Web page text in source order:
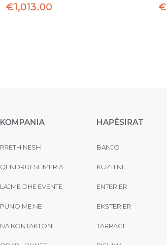
€1,013.00 €
KOMPANIA
RRETH NESH
QËNDRUESHMËRIA
LAJME DHE EVENTE
PUNO ME NE
NA KONTAKTONI
HAPËSIRAT
BANJO
KUZHINË
ENTERIER
EKSTERIER
TARRACË